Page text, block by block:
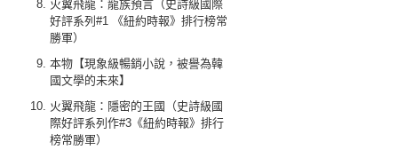
火翼飛龍：龍族預言（史詩級國際
好評系列#1 《紐約時報》排行榜常
勝軍）
本物【現象級暢銷小說，被譽為韓
國文學的未來】
火翼飛龍：隱密的王國（史詩級國
際好評系列作#3《紐約時報》排行
榜常勝軍）